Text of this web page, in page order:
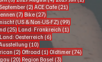
(2) 2 Beiträge
ACE Cafe (21) 21 Beiträge
(7) 7 Beiträge
Bike (27) 27 Beiträge
(US & Non-US-FZ) (99) 99 Beiträge
(25) 25 Beiträge
Land: Frankreich (1)
1 Beitrag
Land: Oesterreich (6)
(10) 10 Beiträge
(2) 2 Beiträge
Offroad (1) 1 Beitrag
Oldtimer (74)
(20) 20 Beiträge
Region Basel (3)